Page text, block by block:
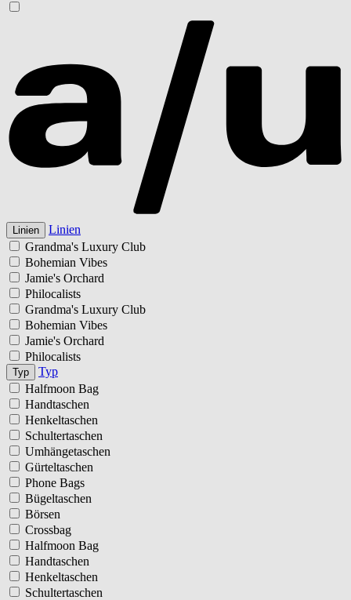
Linien
Linien
Grandma's Luxury Club
Bohemian Vibes
Jamie's Orchard
Philocalists
Grandma's Luxury Club
Bohemian Vibes
Jamie's Orchard
Philocalists
Typ
Typ
Halfmoon Bag
Handtaschen
Henkeltaschen
Schultertaschen
Umhängetaschen
Gürteltaschen
Phone Bags
Bügeltaschen
Börsen
Crossbag
Halfmoon Bag
Handtaschen
Henkeltaschen
Schultertaschen